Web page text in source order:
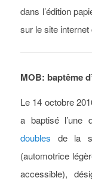
dans l’édition
sur le site internet
MOB: baptême
Le 14 octobre
a baptisé l’une
doubles de la
(automotrice
accessible),